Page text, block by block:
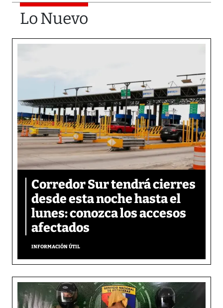
Lo Nuevo
Corredor Sur tendrá cierres
desde esta noche hasta el
lunes: conozca los accesos
afectados
INFORMACIÓN ÚTIL